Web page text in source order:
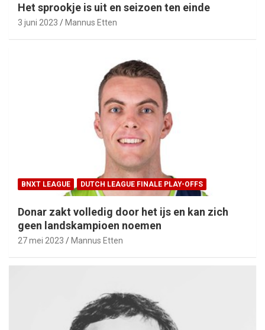
Het sprookje is uit en seizoen ten einde
3 juni 2023 Mannus Etten
BNXT LEAGUE DUTCH LEAGUE FINALE PLAY-OFFS
Donar zakt volledig door het ijs en kan zich
geen landskampioen noemen
27 mei 2023 Mannus Etten